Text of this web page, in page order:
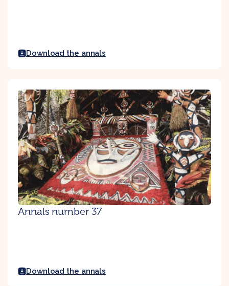
Download the annals
Annals number 37
Download the annals